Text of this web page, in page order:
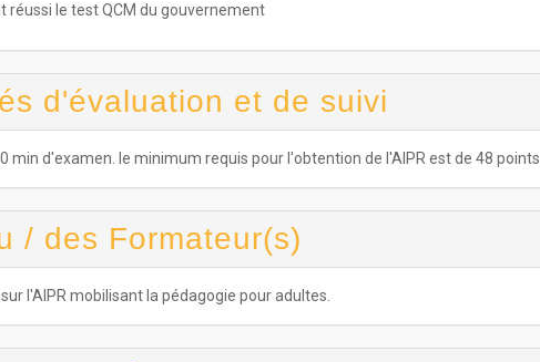
réussi le test QCM du gouvernement
d'évaluation et de suivi
min d'examen. le minimum requis pour l'obtention de l'AIPR est de 48 points.
/ des Formateur(s)
l'AIPR mobilisant la pédagogie pour adultes.